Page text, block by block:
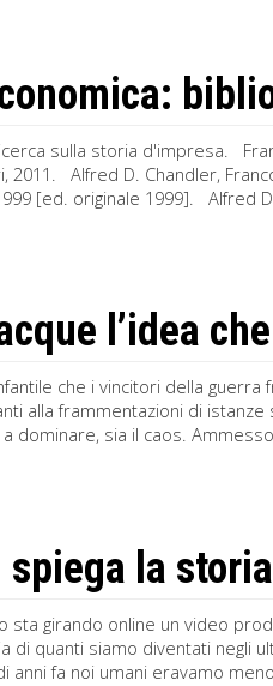
sulla storia d'impresa.
2011. Alfred D. Chandler,
[ed. originale 1999]. Alfred
l’idea
che i vincitori della
alla frammentazioni di
dominare, sia il caos.
spiega la
sta girando online un video
di quanti siamo diventati negli
anni fa noi umani eravamo